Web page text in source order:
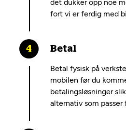
det dukker opp noe
fort vi er ferdig med
Betal
Betal fysisk på
mobilen før du
betalingsløsninger
alternativ som passer